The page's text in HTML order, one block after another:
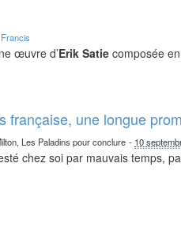
Francis
œuvre d’Erik Satie composée
française, une longue
Les Paladins pour conclure - 10
chez soi par mauvais temps,